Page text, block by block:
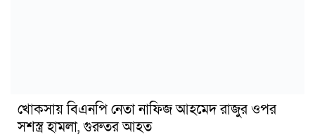
খোকসায় বিএনপি নেতা নাফিজ আহমেদ রাজুর ওপর
সশস্ত্র হামলা, গুরুতর আহত